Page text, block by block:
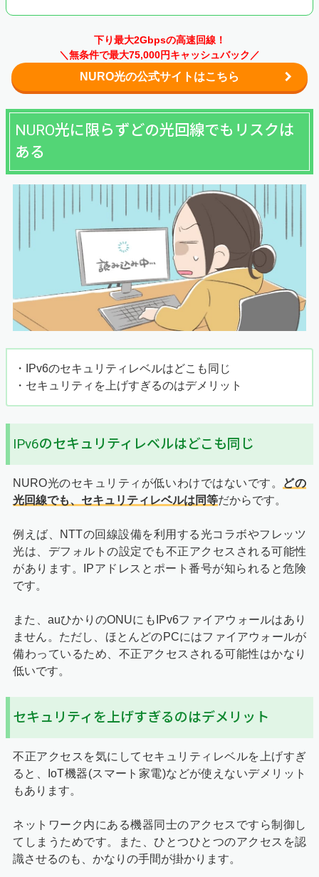
下り最大2Gbpsの高速回線！
＼無条件で最大75,000円キャッシュバック／
NURO光の公式サイトはこちら
NURO光に限らずどの光回線でもリスクは
ある
・IPv6のセキュリティレベルはどこも同じ
・セキュリティを上げすぎるのはデメリット
IPv6のセキュリティレベルはどこも同じ
NURO光のセキュリティが低いわけではないです。 どの
光回線でも、セキュリティレベルは同等だからです。
例えば、NTTの回線設備を利用する光コラボやフレッツ
光は、デフォルトの設定でも不正アクセスされる可能性
があります。IPアドレスとポート番号が知られると危険
です。
また、auひかりのONUにもIPv6ファイアウォールはあり
ません。ただし、ほとんどのPCにはファイアウォールが
備わっているため、不正アクセスされる可能性はかなり
低いです。
セキュリティを上げすぎるのはデメリット
不正アクセスを気にしてセキュリティレベルを上げすぎ
ると、IoT機器(スマート家電)などが使えないデメリット
もあります。
ネットワーク内にある機器同士のアクセスですら制御し
てしまうためです。また、ひとつひとつのアクセスを認
識させるのも、かなりの手間が掛かります。